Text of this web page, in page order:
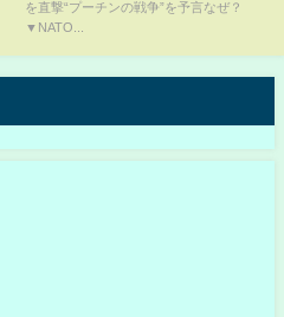
勢“苦戦”で欧米に警告【深層
を直撃“プーチンの戦争”を予言なぜ？
▼NATO...